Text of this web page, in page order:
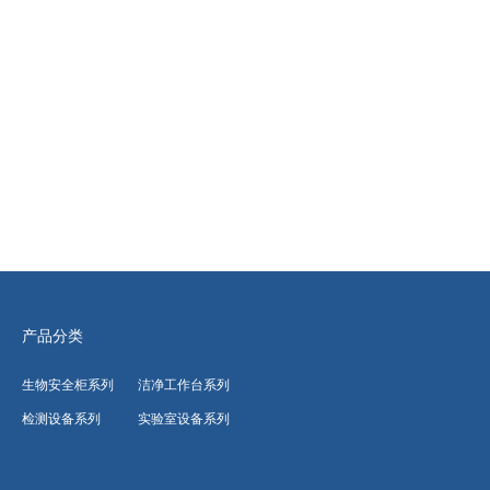
产品分类
生物安全柜系列 洁净工作台系列
检测设备系列 实验室设备系列